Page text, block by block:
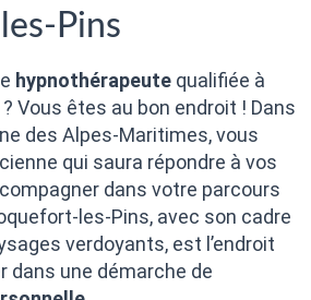
Pins
hypnothérapeute qualifiée à
Vous êtes au bon endroit ! Dans
des Alpes-Maritimes, vous
qui saura répondre à vos
dans votre parcours
les-Pins, avec son cadre
verdoyants, est l’endroit
dans une démarche de